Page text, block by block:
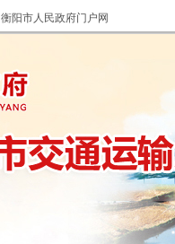
衡阳市人民政府门户网